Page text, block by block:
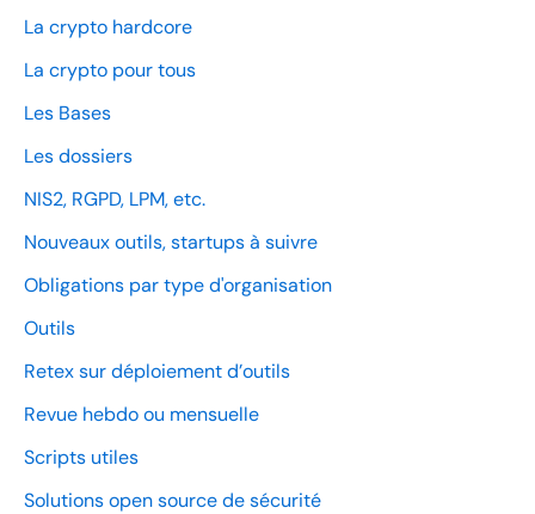
La crypto hardcore
La crypto pour tous
Les Bases
Les dossiers
NIS2, RGPD, LPM, etc.
Nouveaux outils, startups à suivre
Obligations par type d'organisation
Outils
Retex sur déploiement d’outils
Revue hebdo ou mensuelle
Scripts utiles
Solutions open source de sécurité